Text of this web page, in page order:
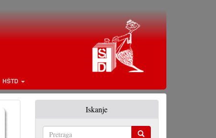
HŠTD
Iskanje